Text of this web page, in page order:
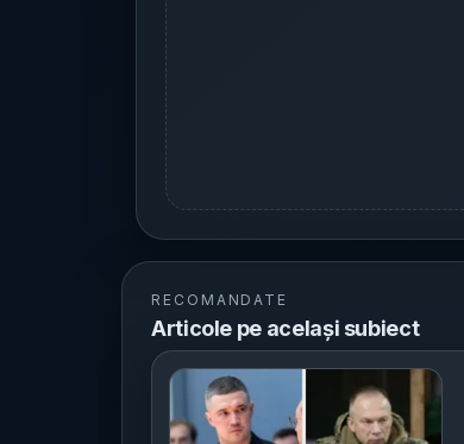
RECOMANDATE
Articole pe același subiect